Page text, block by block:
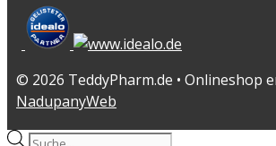
© 2026 TeddyPharm.de • Onlineshop
NadupanyWeb
Products